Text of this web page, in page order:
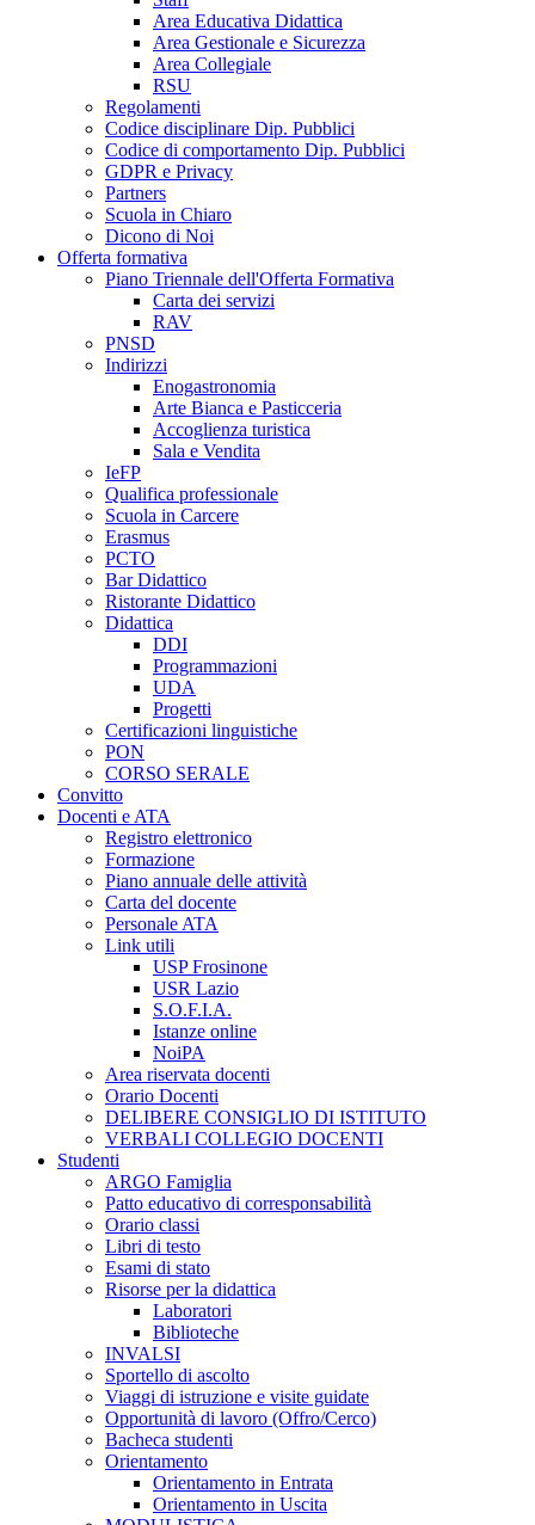
Area Educativa Didattica
Area Gestionale e Sicurezza
Area Collegiale
RSU
Regolamenti
Codice disciplinare Dip. Pubblici
Codice di comportamento Dip. Pubblici
GDPR e Privacy
Partners
Scuola in Chiaro
Dicono di Noi
Offerta formativa
Piano Triennale dell'Offerta Formativa
Carta dei servizi
RAV
PNSD
Indirizzi
Enogastronomia
Arte Bianca e Pasticceria
Accoglienza turistica
Sala e Vendita
IeFP
Qualifica professionale
Scuola in Carcere
Erasmus
PCTO
Bar Didattico
Ristorante Didattico
Didattica
DDI
Programmazioni
UDA
Progetti
Certificazioni linguistiche
PON
CORSO SERALE
Convitto
Docenti e ATA
Registro elettronico
Formazione
Piano annuale delle attività
Carta del docente
Personale ATA
Link utili
USP Frosinone
USR Lazio
S.O.F.I.A.
Istanze online
NoiPA
Area riservata docenti
Orario Docenti
DELIBERE CONSIGLIO DI ISTITUTO
VERBALI COLLEGIO DOCENTI
Studenti
ARGO Famiglia
Patto educativo di corresponsabilità
Orario classi
Libri di testo
Esami di stato
Risorse per la didattica
Laboratori
Biblioteche
INVALSI
Sportello di ascolto
Viaggi di istruzione e visite guidate
Opportunità di lavoro (Offro/Cerco)
Bacheca studenti
Orientamento
Orientamento in Entrata
Orientamento in Uscita